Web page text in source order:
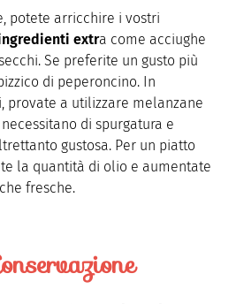
potete arricchire i vostri
extra come acciughe
Se preferite un gusto più
di peperoncino. In
provate a utilizzare melanzane
di spurgatura e
gustosa. Per un piatto
la quantità di olio e aumentate
fresche.